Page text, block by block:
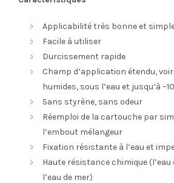
Applicabilité très bonne et
Facile à utiliser
Durcissement rapide
Champ d’application étendu,
humides, sous l’eau et jusqu’à
Sans styrène, sans odeur
Réemploi de la cartouche par
l’embout mélangeur
Fixation résistante à l’eau et
Haute résistance chimique
l’eau de mer)